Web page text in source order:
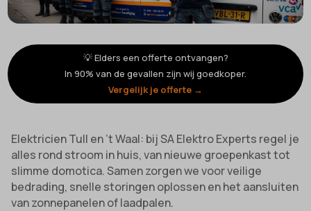
💡 Elders een offerte ontvangen?
In 90% van de gevallen zijn wij goedkoper.
Vergelijk je offerte →
Elektricien Tull en ’t Waal: bij SA Elektro Experts regel je
alles rond stroom in huis, van nieuwe groepenkast tot
slimme domotica. Samen zorgen we voor veilige
bedrading, snelle storingen oplossen en het aansluiten
van zonnepanelen of laadpalen.